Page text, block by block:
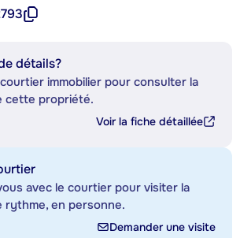
détails?
immobilier pour consulter la
cette propriété.
Voir la fiche détaillée
avec le courtier pour visiter la
en personne.
Demander une visite